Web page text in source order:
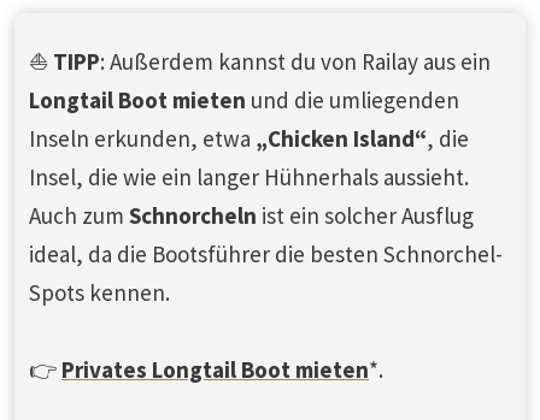
⛵ TIPP: Außerdem kannst du von Railay aus ein
Longtail Boot mieten und die umliegenden
Inseln erkunden, etwa „Chicken Island“, die
Insel, die wie ein langer Hühnerhals aussieht.
Auch zum Schnorcheln ist ein solcher Ausflug
ideal, da die Bootsführer die besten Schnorchel-
Spots kennen.
👉 Privates Longtail Boot mieten*.